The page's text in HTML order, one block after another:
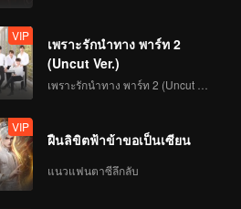
VIP
EP38: ประทีปรักเหนือ
สองภพ
VIP
EP39: ประทีปรักเหนือ
สองภพ
VIP
เพราะรักนำทาง พาร์ท 2
(Uncut Ver.)
VIP
ฝืนลิขิตฟ้าข้าขอเป็นเซียน
แนวแฟนตาซีลึกลับ